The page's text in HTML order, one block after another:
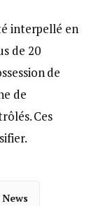
interpellé en
de 20
de
de
Ces